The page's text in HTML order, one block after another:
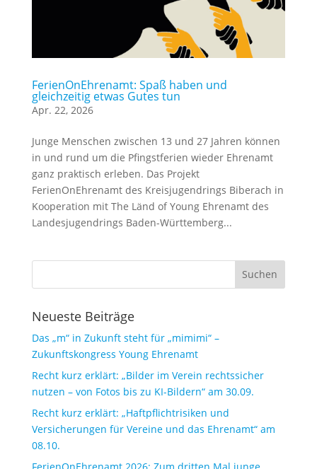
FerienOnEhrenamt: Spaß haben und
gleichzeitig etwas Gutes tun
Apr. 22, 2026
Junge Menschen zwischen 13 und 27 Jahren können
in und rund um die Pfingstferien wieder Ehrenamt
ganz praktisch erleben. Das Projekt
FerienOnEhrenamt des Kreisjugendrings Biberach in
Kooperation mit The Länd of Young Ehrenamt des
Landesjugendrings Baden-Württemberg...
Neueste Beiträge
Das „m“ in Zukunft steht für „mimimi“ –
Zukunftskongress Young Ehrenamt
Recht kurz erklärt: „Bilder im Verein rechtssicher
nutzen – von Fotos bis zu KI-Bildern“ am 30.09.
Recht kurz erklärt: „Haftpflichtrisiken und
Versicherungen für Vereine und das Ehrenamt“ am
08.10.
FerienOnEhrenamt 2026: Zum dritten Mal junge